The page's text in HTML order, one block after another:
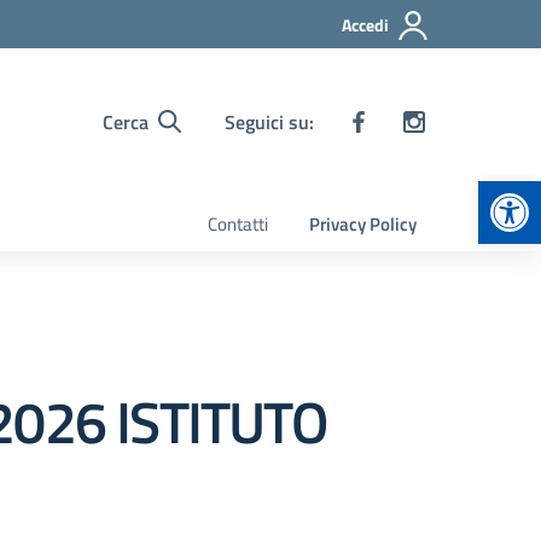
Accedi
Cerca Seguici su:
Contatti Privacy Policy
ISTITUTO